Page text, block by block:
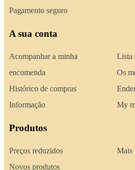
Pagamento seguro
A sua conta
Acompanhar a minha
encomenda
Histórico de compras
Informação
Lista
Os
My
Produtos
Preços reduzidos
Novos produtos
Mais